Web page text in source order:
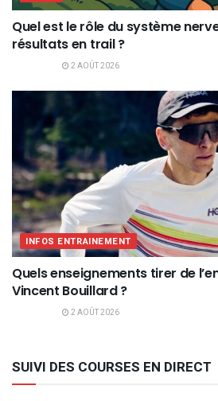
Quel est le rôle du système
résultats en trail ?
2 AOÛT 2026
INFOS ENTRAINEMENT
Quels enseignements tirer de
Vincent Bouillard ?
2 AOÛT 2026
SUIVI DES COURSES EN DIRECT